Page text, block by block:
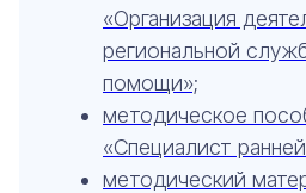
«Организация
региональной
помощи»;
методическое
«Специалист
методический